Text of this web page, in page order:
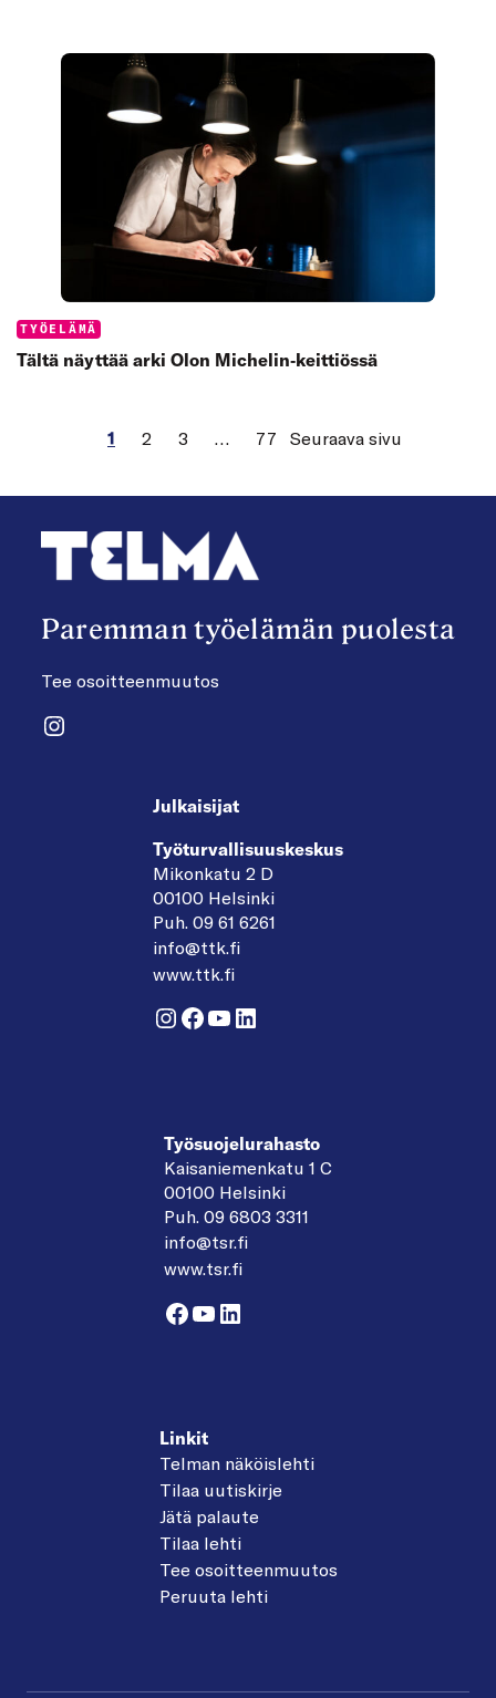
Categories:
TYÖELÄMÄ
Tältä näyttää arki Olon Michelin‑keittiössä
1 2 3 … 77 Seuraava sivu
Paremman työelämän puolesta
Tee osoitteenmuutos
Instagram
Julkaisijat
Työturvallisuuskeskus
Mikonkatu 2 D
00100 Helsinki
Puh. 09 61 6261
info@ttk.fi
www.ttk.fi
Instagram
Facebook
YouTube
LinkedIn
Työsuojelurahasto
Kaisaniemenkatu 1 C
00100 Helsinki
Puh. 09 6803 3311
info@tsr.fi
www.tsr.fi
Facebook
YouTube
LinkedIn
Linkit
Telman näköislehti
Tilaa uutiskirje
Jätä palaute
Tilaa lehti
Tee osoitteenmuutos
Peruuta lehti